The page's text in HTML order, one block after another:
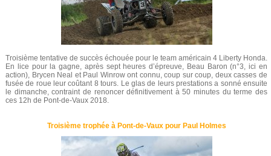
Troisième tentative de succès échouée pour le team américain 4 Liberty Honda.
En lice pour la gagne, après sept heures d’épreuve, Beau Baron (n°3, ici en
action), Brycen Neal et Paul Winrow ont connu, coup sur coup, deux casses de
fusée de roue leur coûtant 8 tours. Le glas de leurs prestations a sonné ensuite
le dimanche, contraint de renoncer définitivement à 50 minutes du terme des
ces 12h de Pont-de-Vaux 2018.
Troisième trophée à Pont-de-Vaux pour Paul Holmes